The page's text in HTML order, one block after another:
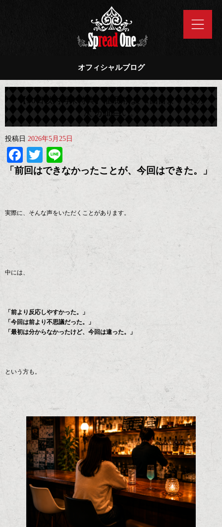
オフィシャルブログ
【30日以内再来特典】催眠術は、1回目より“その
次”が面白い。
投稿日 2026年5月25日
Facebook
Twitter
「前回はできなかったことが、今回はできた。」
実際に、そんな声をいただくことがあります。
中には、
「前より反応しやすかった。」
「今回は前より不思議だった。」
「最初は分からなかったけど、今回は違った。」
という方も。